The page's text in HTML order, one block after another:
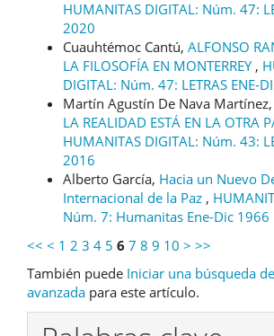
HUMANITAS DIGITAL: Núm. 47:
2020
Cuauhtémoc Cantú, ALFONSO
LA FILOSOFÍA EN MONTERREY ,
DIGITAL: Núm. 47: LETRAS ENE-
Martín Agustín De Nava Martínez,
LA REALIDAD ESTÁ EN LA OTRA
HUMANITAS DIGITAL: Núm. 43:
2016
Alberto García, Hacia un Nuevo
Internacional de la Paz ,
Núm. 7: Humanitas Ene-Dic 1966
<< < 1 2 3 4 5 6 7 8 9 10 > >>
También puede Iniciar una búsqueda
avanzada para este artículo.